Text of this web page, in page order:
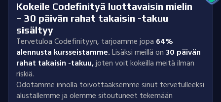
Kokeile Codefinityä luottavaisin mielin
– 30 päivän rahat takaisin -takuu
sisältyy
Tervetuloa Codefinityyn, tarjoamme jopa 64%
alennusta kursseistamme.Lisäksi meillä on 30 päivän
rahat takaisin -takuu,joten voit kokeilla meitä ilman
riskiä.
Odotamme innolla toivottaaksemme sinut tervetulleeksi
alustallemme ja olemme sitoutuneet tekemään